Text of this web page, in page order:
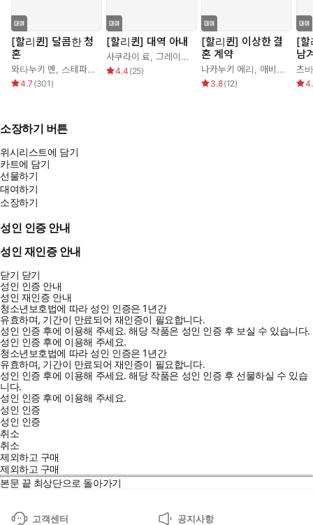
[할리퀸] 달콤한 청
혼
와타누키 멘 스테파니 로렌스
4.7 (301 )
[할리퀸] 대역 아내
사쿠라이 료 그레이스 그린
4.4 (25)
[할리퀸] 이상한 결
혼 계약
나카누키 에리 애비 그린
3.8(12)
[할
남
츠
소장하기 버튼
위시리스트에 담기
카트에 담기
선물하기
대여하기
소장하기
성인 인증 안내
성인 재인증 안내
닫기 닫기
성인 인증 안내
성인 재인증 안내
청소년보호법에 따라 성인 인증은 1년간
유효하며, 기간이 만료되어 재인증이 필요합니다.
성인 인증 후에 이용해 주세요.해당 작품은 성인 인증 후 보실 수 있습니다.
성인 인증 후에 이용해 주세요.
청소년보호법에 따라 성인 인증은 1년간
유효하며, 기간이 만료되어 재인증이 필요합니다.
성인 인증 후에 이용해 주세요.해당 작품은 성인 인증 후 선물하실 수 있습
니다.
성인 인증 후에 이용해 주세요.
성인 인증
성인 인증
취소
취소
제외하고 구매
제외하고 구매
본문 끝 최상단으로 돌아가기
고객센터 공지사항